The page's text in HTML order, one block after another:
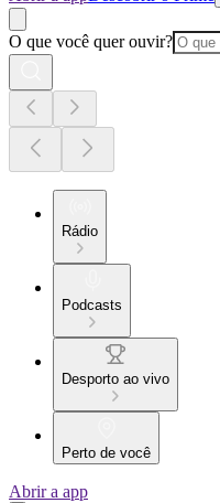
O que você quer ouvir?
Rádio
Podcasts
Desporto ao vivo
Perto de você
Abrir a app